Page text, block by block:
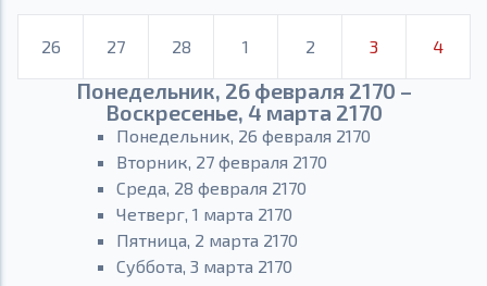
26 27 28 1 2 3 4
Понедельник, 26 февраля 2170 –
Воскресенье, 4 марта 2170
Понедельник, 26 февраля 2170
Вторник, 27 февраля 2170
Среда, 28 февраля 2170
Четверг, 1 марта 2170
Пятница, 2 марта 2170
Суббота, 3 марта 2170